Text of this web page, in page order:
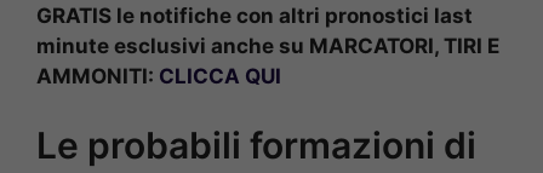
GRATIS le notifiche con altri pronostici last
minute esclusivi anche su MARCATORI, TIRI E
AMMONITI: CLICCA QUI
Le probabili formazioni di